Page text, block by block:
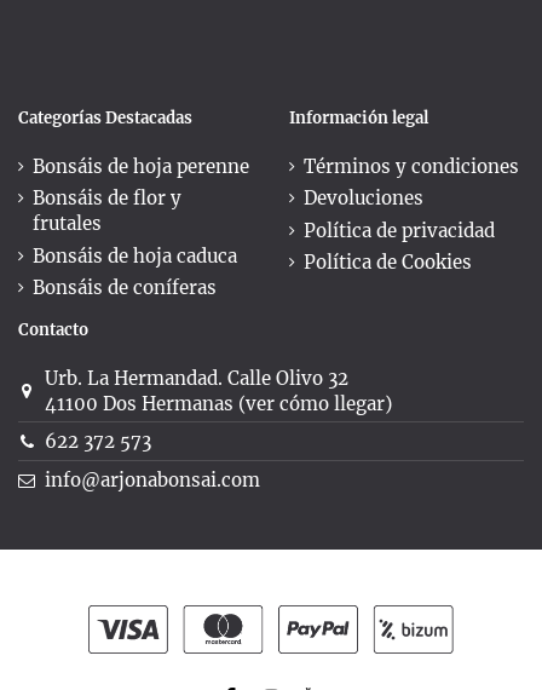
Categorías Destacadas
Bonsáis de hoja perenne
Bonsáis de flor y
frutales
Bonsáis de hoja caduca
Bonsáis de coníferas
Información legal
Términos y condiciones
Devoluciones
Política de privacidad
Política de Cookies
Contacto
Urb. La Hermandad. Calle Olivo 32
41100 Dos Hermanas (ver cómo llegar)
622 372 573
info@arjonabonsai.com